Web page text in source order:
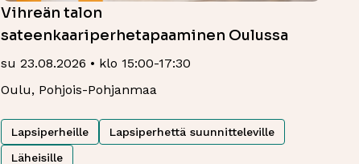
Vihreän talon
sateenkaariperhetapaaminen Oulussa
su 23.08.2026 • klo 15:00-17:30
Oulu, Pohjois-Pohjanmaa
Lapsiperheille
Lapsiperhettä suunnitteleville
Läheisille